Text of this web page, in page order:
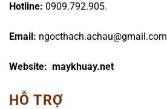
Hotline: 0909.792.905.
Email: ngocthach.achau@gmail.com
Website: maykhuay.net
HỖ TRỢ